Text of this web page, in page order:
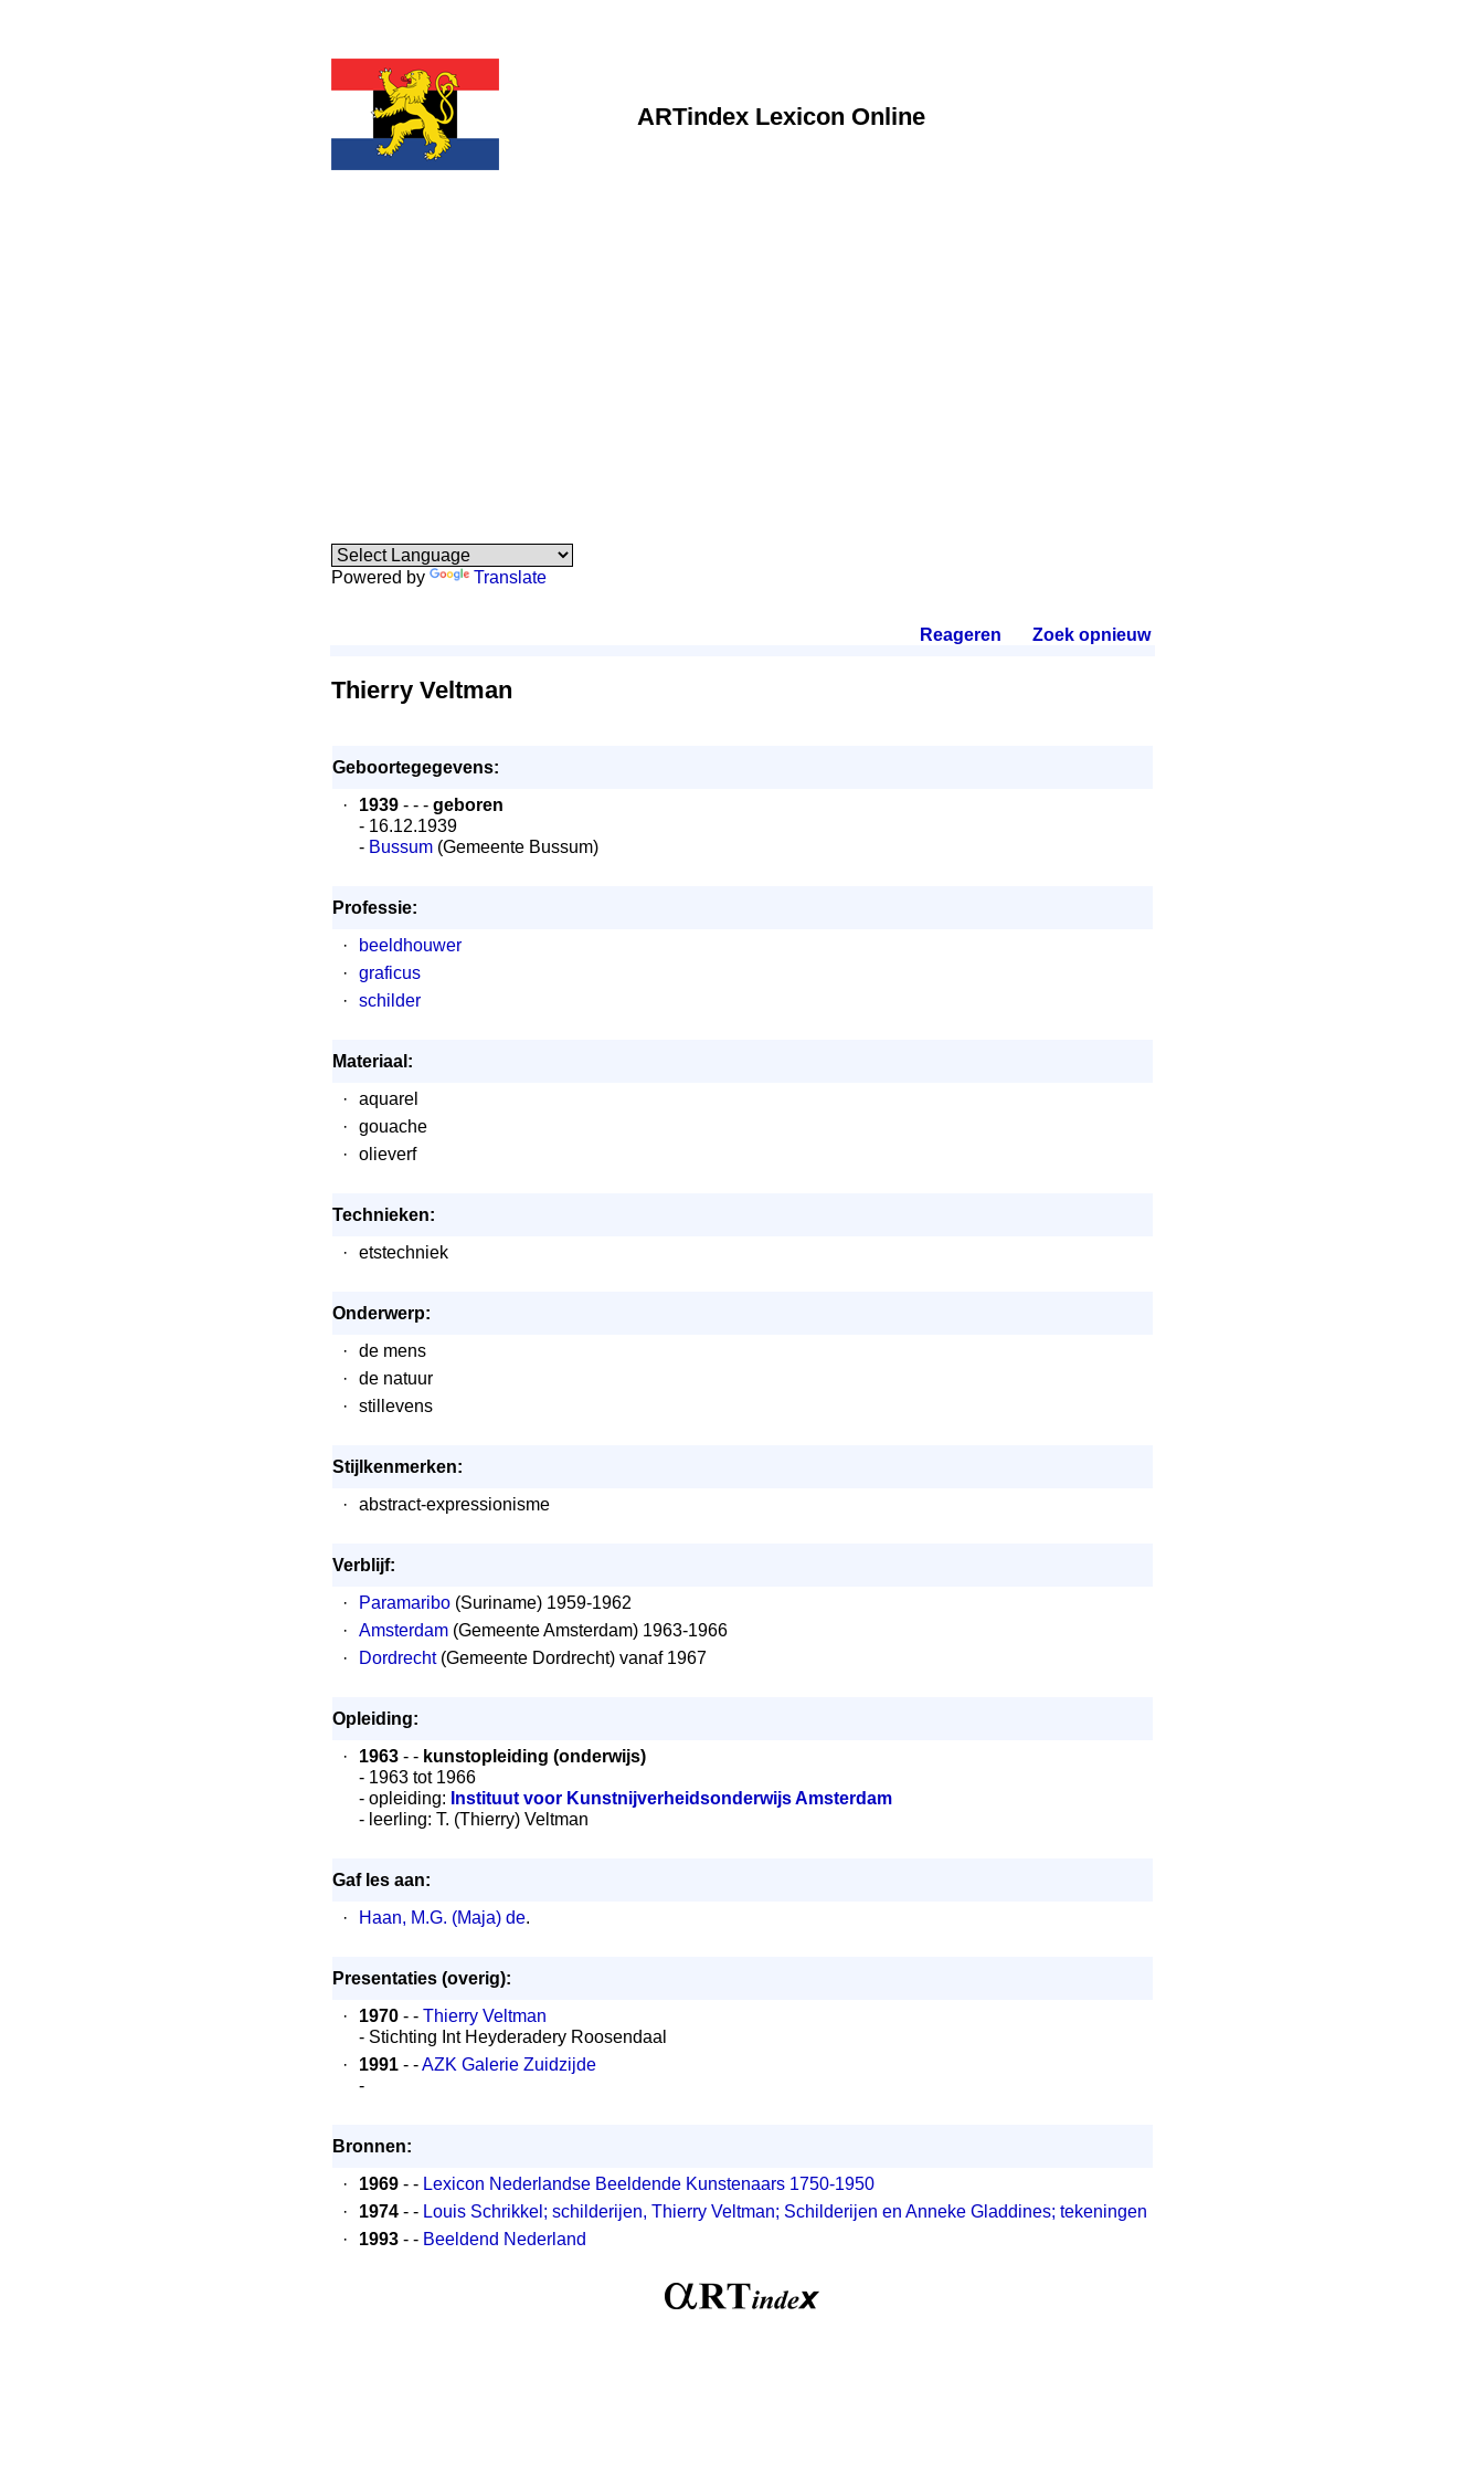
ARTindex Lexicon Online
Powered by Translate
Reageren Zoek opnieuw.
Thierry Veltman
Geboortegegevens:
·
1939- - - geboren
- 16.12.1939
- Bussum(Gemeente Bussum)
Professie:
·
beeldhouwer
·
graficus
·
schilder
Materiaal:
·
aquarel
·
gouache
·
olieverf
Technieken:
·
etstechniek
Onderwerp:
·
de mens
·
de natuur
·
stillevens
Stijlkenmerken:
·
abstract-expressionisme
Verblijf:
·
Paramaribo(Suriname) 1959-1962
·
Amsterdam(Gemeente Amsterdam) 1963-1966
·
Dordrecht(Gemeente Dordrecht) vanaf 1967
Opleiding:
·
1963- - kunstopleiding (onderwijs)
- 1963 tot 1966
- opleiding: Instituut voor Kunstnijverheidsonderwijs Amsterdam
- leerling: T. (Thierry) Veltman
Gaf les aan:
·
Haan, M.G. (Maja) de.
Presentaties (overig):
·
1970- - Thierry Veltman
- Stichting Int Heyderadery Roosendaal
·
1991- -AZK Galerie Zuidzijde
-
Bronnen:
·
1969- - Lexicon Nederlandse Beeldende Kunstenaars 1750-1950
·
1974- - Louis Schrikkel; schilderijen, Thierry Veltman; Schilderijen en Anneke Gladdines; tekeningen
·
1993- - Beeldend Nederland